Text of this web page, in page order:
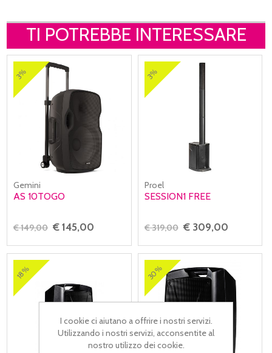
TI POTREBBE INTERESSARE
3%
Gemini
AS 10TOGO
€ 149,00 € 145,00
3%
Proel
SESSION1 FREE
€ 319,00 € 309,00
18% 30%
I cookie ci aiutano a offrire i nostri servizi.
Utilizzando i nostri servizi, acconsentite al
nostro utilizzo dei cookie.